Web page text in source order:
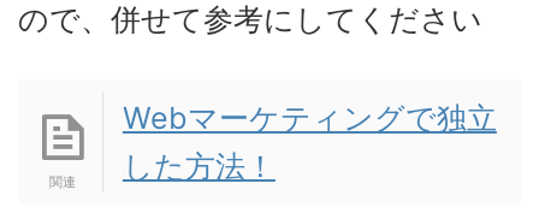
ので、併せて参考にしてください
Webマーケティングで独立
した方法！